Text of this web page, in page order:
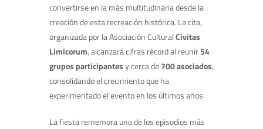
convertirse en la más multitudinaria desde la
creación de esta recreación histórica. La cita,
organizada por la Asociación CulturalCivitas
Limicorum, alcanzará cifras récord al reunir54
grupos participantesy cerca de700 asociados,
consolidando el crecimiento que ha
experimentado el evento en los últimos años.
La fiesta rememora uno de los episodios más